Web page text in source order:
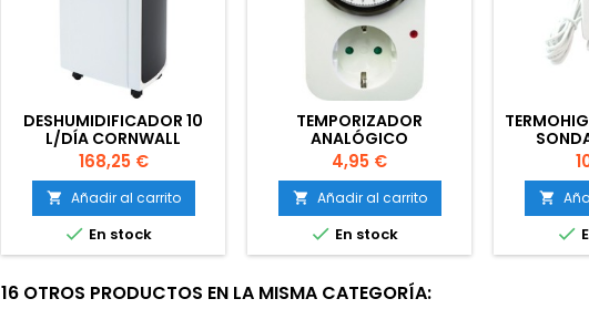
DESHUMIDIFICADOR 10
L/DÍA CORNWALL
ELECTRONICS
Precio
168,25 €
 Añadir al carrito
 En stock
TEMPORIZADOR
ANALÓGICO
Precio
4,95 €
 Añadir al carrito
 En stock


16 OTROS PRODUCTOS EN LA MISMA CATEGORÍA: